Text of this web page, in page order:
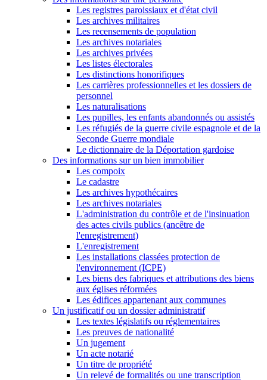
Les registres paroissiaux et d'état civil
Les archives militaires
Les recensements de population
Les archives notariales
Les archives privées
Les listes électorales
Les distinctions honorifiques
Les carrières professionnelles et les dossiers de
personnel
Les naturalisations
Les pupilles, les enfants abandonnés ou assistés
Les réfugiés de la guerre civile espagnole et de la
Seconde Guerre mondiale
Le dictionnaire de la Déportation gardoise
Des informations sur un bien immobilier
Les compoix
Le cadastre
Les archives hypothécaires
Les archives notariales
L'administration du contrôle et de l'insinuation
des actes civils publics (ancêtre de
l'enregistrement)
L'enregistrement
Les installations classées protection de
l'environnement (ICPE)
Les biens des fabriques et attributions des biens
aux églises réformées
Les édifices appartenant aux communes
Un justificatif ou un dossier administratif
Les textes législatifs ou réglementaires
Les preuves de nationalité
Un jugement
Un acte notarié
Un titre de propriété
Un relevé de formalités ou une transcription